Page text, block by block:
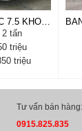
XE CUỐN ÉP RÁC 7.5 KHỐI HINO XZU720
2 tấn
triệu
triệu
BẢN
-
-
Tư vấn bán hàng:
0915.825.835